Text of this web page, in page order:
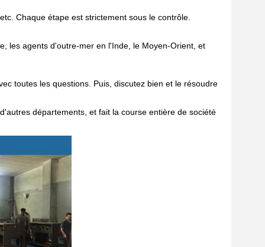
Chaque étape est strictement sous le contrôle.
les agents d'outre-mer en l'Inde, le Moyen-Orient, et
toutes les questions. Puis, discutez bien et le résoudre
départements, et fait la course entière de société